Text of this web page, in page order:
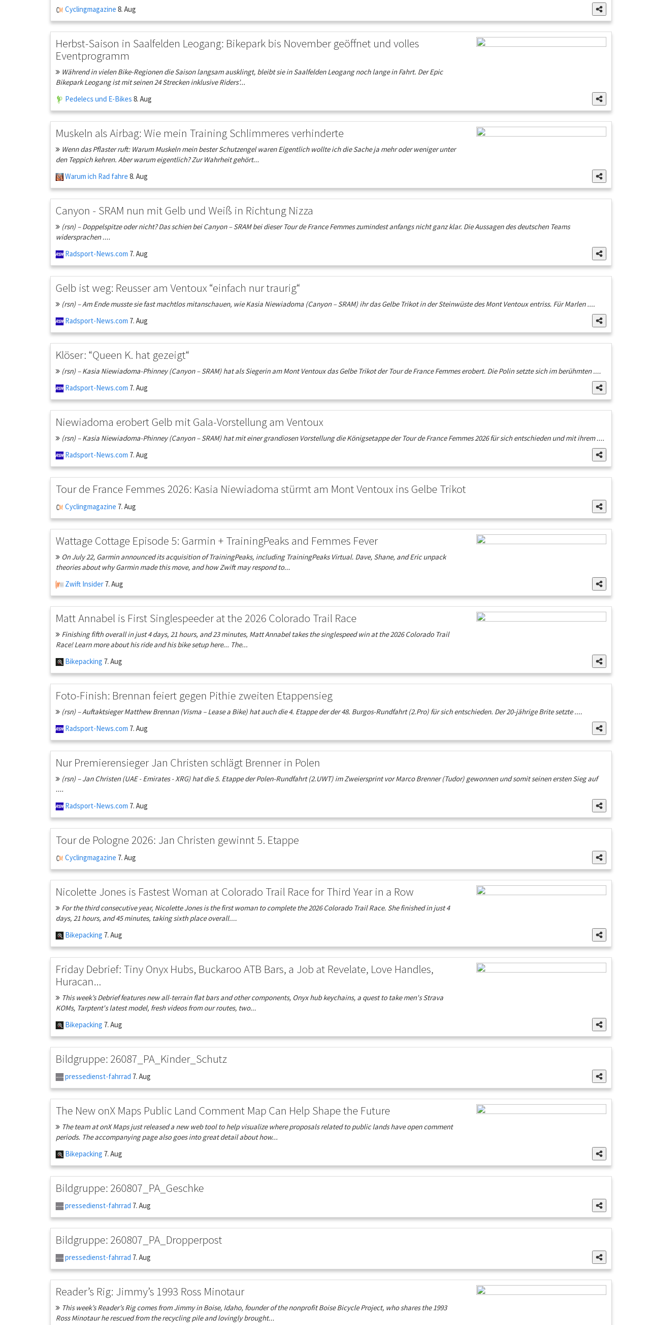
Cyclingmagazine 8. Aug
Herbst-Saison in Saalfelden Leogang: Bikepark bis November geöffnet und volles
Eventprogramm
Während in vielen Bike-Regionen die Saison langsam ausklingt, bleibt sie in Saalfelden Leogang noch lange in Fahrt. Der Epic
Bikepark Leogang ist mit seinen 24 Strecken inklusive Riders’...
Pedelecs und E-Bikes 8. Aug
Muskeln als Airbag: Wie mein Training Schlimmeres verhinderte
Wenn das Pflaster ruft: Warum Muskeln mein bester Schutzengel waren Eigentlich wollte ich die Sache ja mehr oder weniger unter
den Teppich kehren. Aber warum eigentlich? Zur Wahrheit gehört...
Warum ich Rad fahre 8. Aug
Canyon - SRAM nun mit Gelb und Weiß in Richtung Nizza
(rsn) – Doppelspitze oder nicht? Das schien bei Canyon – SRAM bei dieser Tour de France Femmes zumindest anfangs nicht ganz klar. Die Aussagen des deutschen Teams
widersprachen ....
Radsport-News.com 7. Aug
Gelb ist weg: Reusser am Ventoux “einfach nur traurig“
(rsn) – Am Ende musste sie fast machtlos mitanschauen, wie Kasia Niewiadoma (Canyon – SRAM) ihr das Gelbe Trikot in der Steinwüste des Mont Ventoux entriss. Für Marlen ....
Radsport-News.com 7. Aug
Klöser: “Queen K. hat gezeigt“
(rsn) – Kasia Niewiadoma-Phinney (Canyon – SRAM) hat als Siegerin am Mont Ventoux das Gelbe Trikot der Tour de France Femmes erobert. Die Polin setzte sich im berühmten ....
Radsport-News.com 7. Aug
Niewiadoma erobert Gelb mit Gala-Vorstellung am Ventoux
(rsn) – Kasia Niewiadoma-Phinney (Canyon – SRAM) hat mit einer grandiosen Vorstellung die Königsetappe der Tour de France Femmes 2026 für sich entschieden und mit ihrem ....
Radsport-News.com 7. Aug
Tour de France Femmes 2026: Kasia Niewiadoma stürmt am Mont Ventoux ins Gelbe Trikot
Cyclingmagazine 7. Aug
Wattage Cottage Episode 5: Garmin + TrainingPeaks and Femmes Fever
On July 22, Garmin announced its acquisition of TrainingPeaks, including TrainingPeaks Virtual. Dave, Shane, and Eric unpack
theories about why Garmin made this move, and how Zwift may respond to...
Zwift Insider 7. Aug
Matt Annabel is First Singlespeeder at the 2026 Colorado Trail Race
Finishing fifth overall in just 4 days, 21 hours, and 23 minutes, Matt Annabel takes the singlespeed win at the 2026 Colorado Trail
Race! Learn more about his ride and his bike setup here... The...
Bikepacking 7. Aug
Foto-Finish: Brennan feiert gegen Pithie zweiten Etappensieg
(rsn) – Auftaktsieger Matthew Brennan (Visma – Lease a Bike) hat auch die 4. Etappe der der 48. Burgos-Rundfahrt (2.Pro) für sich entschieden. Der 20-jährige Brite setzte ....
Radsport-News.com 7. Aug
Nur Premierensieger Jan Christen schlägt Brenner in Polen
(rsn) – Jan Christen (UAE - Emirates - XRG) hat die 5. Etappe der Polen-Rundfahrt (2.UWT) im Zweiersprint vor Marco Brenner (Tudor) gewonnen und somit seinen ersten Sieg auf
....
Radsport-News.com 7. Aug
Tour de Pologne 2026: Jan Christen gewinnt 5. Etappe
Cyclingmagazine 7. Aug
Nicolette Jones is Fastest Woman at Colorado Trail Race for Third Year in a Row
For the third consecutive year, Nicolette Jones is the first woman to complete the 2026 Colorado Trail Race. She finished in just 4
days, 21 hours, and 45 minutes, taking sixth place overall....
Bikepacking 7. Aug
Friday Debrief: Tiny Onyx Hubs, Buckaroo ATB Bars, a Job at Revelate, Love Handles,
Huracan...
This week’s Debrief features new all-terrain flat bars and other components, Onyx hub keychains, a quest to take men's Strava
KOMs, Tarptent's latest model, fresh videos from our routes, two...
Bikepacking 7. Aug
Bildgruppe: 26087_PA_Kinder_Schutz
pressedienst-fahrrad 7. Aug
The New onX Maps Public Land Comment Map Can Help Shape the Future
The team at onX Maps just released a new web tool to help visualize where proposals related to public lands have open comment
periods. The accompanying page also goes into great detail about how...
Bikepacking 7. Aug
Bildgruppe: 260807_PA_Geschke
pressedienst-fahrrad 7. Aug
Bildgruppe: 260807_PA_Dropperpost
pressedienst-fahrrad 7. Aug
Reader’s Rig: Jimmy’s 1993 Ross Minotaur
This week’s Reader’s Rig comes from Jimmy in Boise, Idaho, founder of the nonprofit Boise Bicycle Project, who shares the 1993
Ross Minotaur he rescued from the recycling pile and lovingly brought...